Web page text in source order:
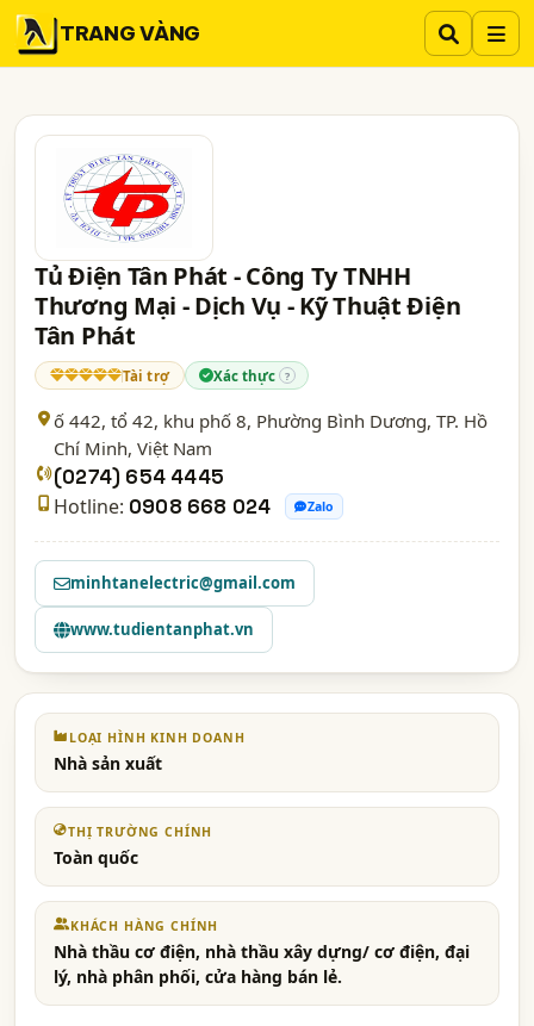
TRANG VÀNG
Tủ Điện Tân Phát - Công Ty TNHH
Thương Mại - Dịch Vụ - Kỹ Thuật Điện
Tân Phát
Tài trợ Xác thực ?
ố 442, tổ 42, khu phố 8, Phường Bình Dương, TP. Hồ
Chí Minh, Việt Nam
(0274) 654 4445
Hotline: 0908 668 024 Zalo
minhtanelectric@gmail.com
www.tudientanphat.vn
LOẠI HÌNH KINH DOANH
Nhà sản xuất
THỊ TRƯỜNG CHÍNH
Toàn quốc
KHÁCH HÀNG CHÍNH
Nhà thầu cơ điện, nhà thầu xây dựng/ cơ điện, đại
lý, nhà phân phối, cửa hàng bán lẻ.